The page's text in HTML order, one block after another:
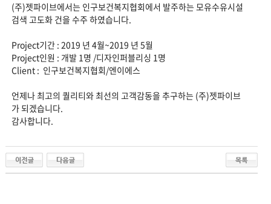
(주)젯파이브에서는 인구보건복지협회에서 발주하는 모유수유시설
검색 고도화 건을 수주 하였습니다.
Project기간 : 2019 년 4월~2019 년 5월
Project인원 : 개발 1명 /디자인퍼블리싱 1명
Client : 인구보건복지협회/엔이에스
언제나 최고의 퀄리티와 최선의 고객감동을 추구하는 (주)젯파이브
가 되겠습니다.
감사합니다.